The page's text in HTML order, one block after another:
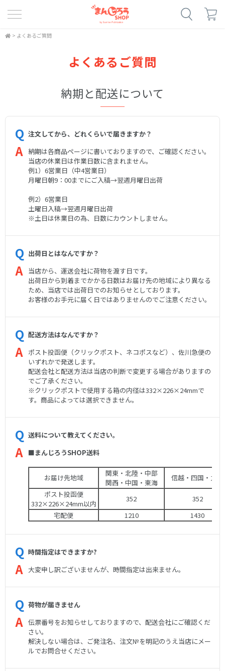
> よくあるご質問
よくあるご質問
納期と配送について
注文してから、どれくらいで届きますか？
納期は各商品ページに書いておりますので、ご確認ください。
当店の休業日は作業日数に含まれません。
例1）6営業日（中4営業日）
月曜日朝9：00までにご入稿→翌週月曜日出荷
例2）6営業日
土曜日入稿→翌週月曜日出荷
※土日は休業日の為、日数にカウントしません。
出荷日とはなんですか？
当店から、運送会社に荷物を渡す日です。
出荷日から到着までかかる日数はお届け先の地域により異なる
ため、当店では出荷日でのお知らせとしております。
お客様のお手元に届く日ではありませんのでご注意ください。
配送方法はなんですか？
ポスト投函便（クリックポスト、ネコポスなど）、佐川急便の
いずれかで発送します。
配送会社と配送方法は当店の判断で変更する場合がありますの
でご了承ください。
※クリックポストで使用する箱の内径は332×226×24mmで
す。商品によっては選択できません。
送料について教えてください。
■まんじろうSHOP送料
お届け先地域
関東・北陸・中部
関西・中国・東海
信越・四国・九州
ポスト投函便
332×226×24mm以内
352
352
宅配便
1210 1430
時間指定はできますか?
大変申し訳ございませんが、時間指定は出来ません。
荷物が届きません
伝票番号をお知らせしておりますので、配送会社にご確認くだ
さい。
解決しない場合は、ご発注名、注文№を明記のうえ当店にメー
ルでお問合せください。